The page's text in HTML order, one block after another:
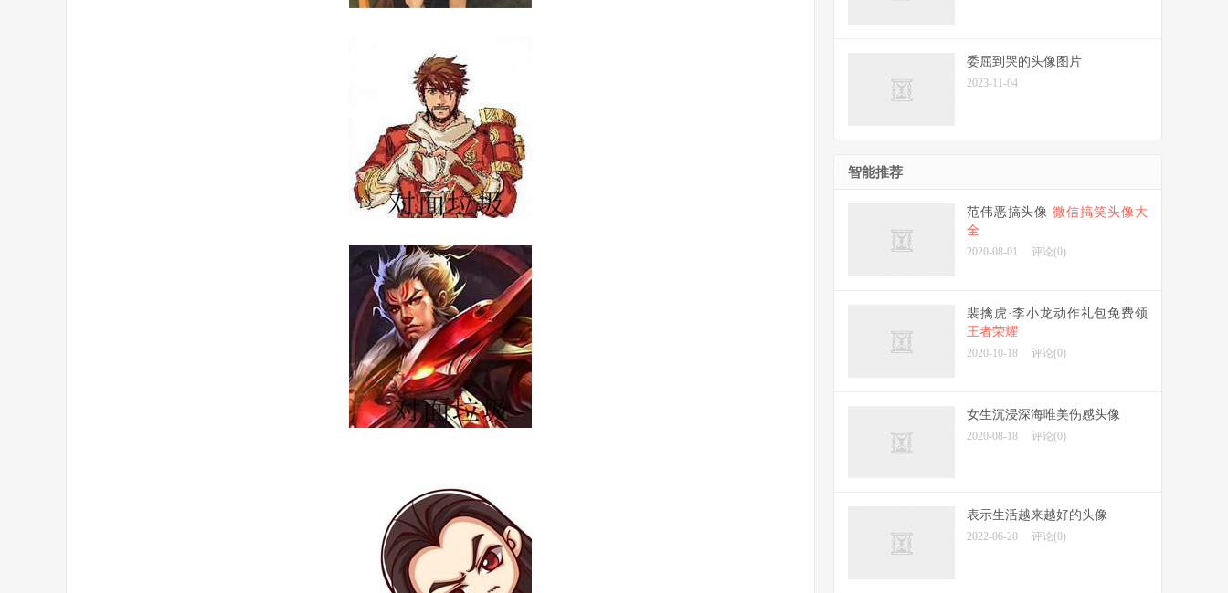
委屈到哭的头像图片
2023-11-04
智能推荐
范伟恶搞头像 微信搞笑头像大
全
2020-08-01 评论(0)
裴擒虎·李小龙动作礼包免费领
王者荣耀
2020-10-18 评论(0)
女生沉浸深海唯美伤感头像
2020-08-18 评论(0)
表示生活越来越好的头像
2022-06-20 评论(0)